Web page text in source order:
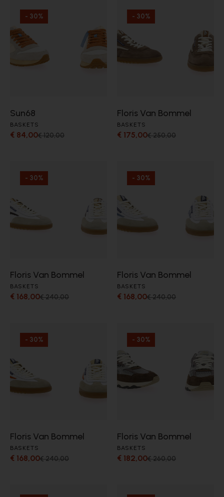
- 30%
Sun68
BASKETS
€ 84,00€ 120,00
- 30%
Floris Van Bommel
BASKETS
€ 175,00€ 250,00
- 30%
Floris Van Bommel
BASKETS
€ 168,00€ 240,00
- 30%
Floris Van Bommel
BASKETS
€ 168,00€ 240,00
- 30%
Floris Van Bommel
BASKETS
€ 168,00€ 240,00
- 30%
Floris Van Bommel
BASKETS
€ 182,00€ 260,00